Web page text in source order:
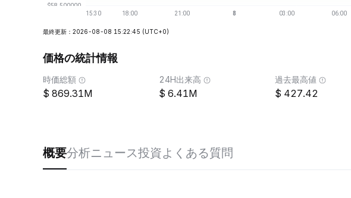
最終更新：2026-08-08 15:22:45 (UTC+0)
価格の統計情報
時価総額
869.31M
24H出来高
6.41M
過去最高値
427.42
概要分析ニュース投資よくある質問